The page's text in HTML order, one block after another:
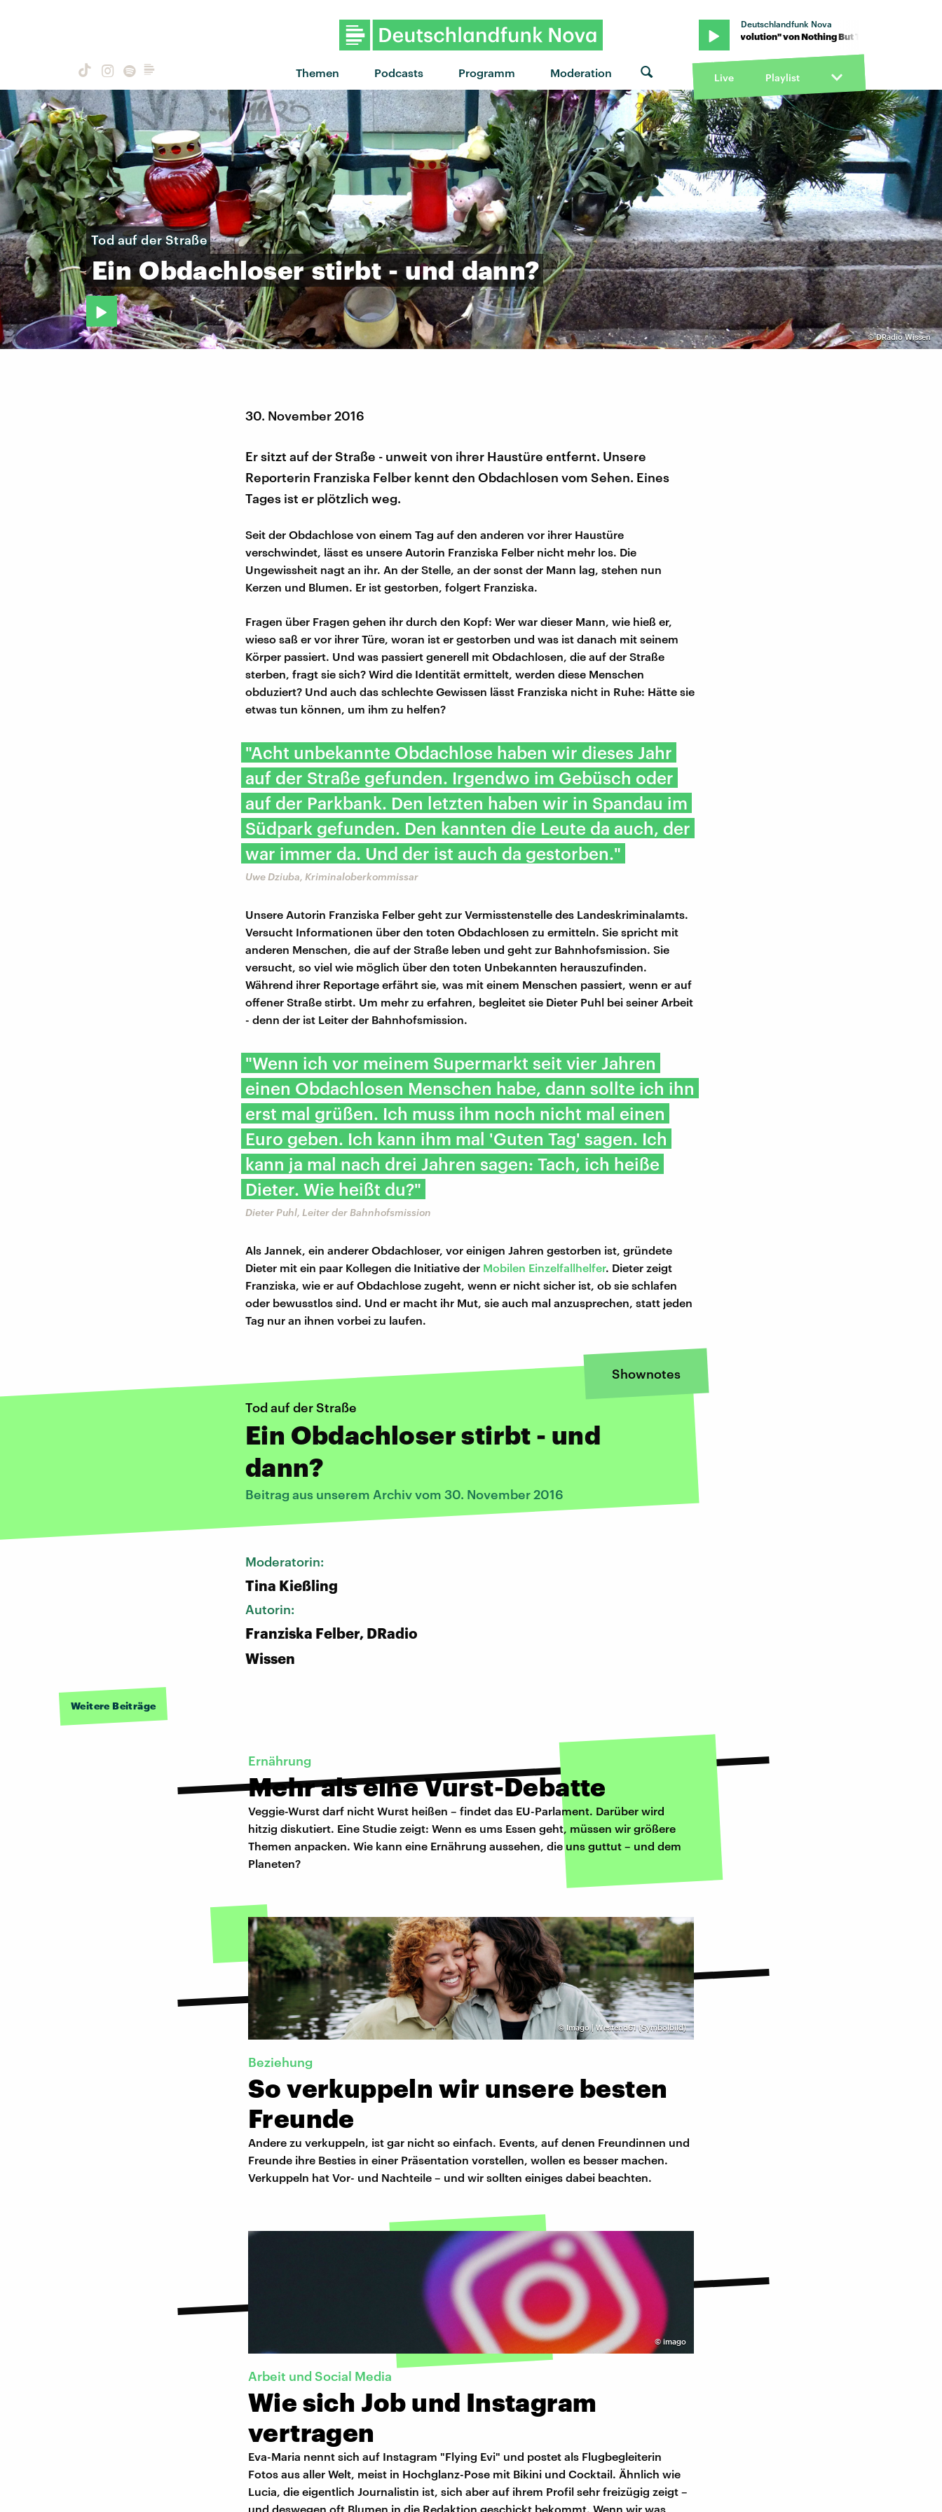
Themen Podcasts Programm Moderation
Deutschlandfunk Nova
"Evolution" von Nothing But Thieves · "Evolution" von Nothing But Thieves · "Evolution" von
Live Playlist
©DRadio Wissen
Tod auf der Straße
Ein Obdachloser stirbt - und dann?
30. November 2016
Er sitzt auf der Straße - unweit von ihrer Haustüre entfernt. Unsere
Reporterin Franziska Felber kennt den Obdachlosen vom Sehen. Eines
Tages ist er plötzlich weg.
Seit der Obdachlose von einem Tag auf den anderen vor ihrer Haustüre
verschwindet, lässt es unsere Autorin Franziska Felber nicht mehr los. Die
Ungewissheit nagt an ihr. An der Stelle, an der sonst der Mann lag, stehen nun
Kerzen und Blumen. Er ist gestorben, folgert Franziska.
Fragen über Fragen gehen ihr durch den Kopf: Wer war dieser Mann, wie hieß er,
wieso saß er vor ihrer Türe, woran ist er gestorben und was ist danach mit seinem
Körper passiert. Und was passiert generell mit Obdachlosen, die auf der Straße
sterben, fragt sie sich? Wird die Identität ermittelt, werden diese Menschen
obduziert? Und auch das schlechte Gewissen lässt Franziska nicht in Ruhe: Hätte sie
etwas tun können, um ihm zu helfen?
"Acht unbekannte Obdachlose haben wir dieses Jahr
auf der Straße gefunden. Irgendwo im Gebüsch oder
auf der Parkbank. Den letzten haben wir in Spandau im
Südpark gefunden. Den kannten die Leute da auch, der
war immer da. Und der ist auch da gestorben."
Uwe Dziuba, Kriminaloberkommissar
Unsere Autorin Franziska Felber geht zur Vermisstenstelle des Landeskriminalamts.
Versucht Informationen über den toten Obdachlosen zu ermitteln. Sie spricht mit
anderen Menschen, die auf der Straße leben und geht zur Bahnhofsmission. Sie
versucht, so viel wie möglich über den toten Unbekannten herauszufinden.
Während ihrer Reportage erfährt sie, was mit einem Menschen passiert, wenn er auf
offener Straße stirbt. Um mehr zu erfahren, begleitet sie Dieter Puhl bei seiner Arbeit
- denn der ist Leiter der Bahnhofsmission.
"Wenn ich vor meinem Supermarkt seit vier Jahren
einen Obdachlosen Menschen habe, dann sollte ich ihn
erst mal grüßen. Ich muss ihm noch nicht mal einen
Euro geben. Ich kann ihm mal 'Guten Tag' sagen. Ich
kann ja mal nach drei Jahren sagen: Tach, ich heiße
Dieter. Wie heißt du?"
Dieter Puhl, Leiter der Bahnhofsmission
Als Jannek, ein anderer Obdachloser, vor einigen Jahren gestorben ist, gründete
Dieter mit ein paar Kollegen die Initiative der Mobilen Einzelfallhelfer. Dieter zeigt
Franziska, wie er auf Obdachlose zugeht, wenn er nicht sicher ist, ob sie schlafen
oder bewusstlos sind. Und er macht ihr Mut, sie auch mal anzusprechen, statt jeden
Tag nur an ihnen vorbei zu laufen.
Shownotes
Tod auf der Straße
Ein Obdachloser stirbt - und
dann?
Beitrag aus unserem Archiv vom 30. November 2016
Moderatorin:
Tina Kießling
Autorin:
Franziska Felber, DRadio
Wissen
Weitere Beiträge
Ernährung
Mehr als eine Vurst-Debatte
Veggie-Wurst darf nicht Wurst heißen – findet das EU-Parlament. Darüber wird
hitzig diskutiert. Eine Studie zeigt: Wenn es ums Essen geht, müssen wir größere
Themen anpacken. Wie kann eine Ernährung aussehen, die uns guttut – und dem
Planeten?
© Imago | Westend61 (Symbolbild)
Beziehung
So verkuppeln wir unsere besten
Freunde
Andere zu verkuppeln, ist gar nicht so einfach. Events, auf denen Freundinnen und
Freunde ihre Besties in einer Präsentation vorstellen, wollen es besser machen.
Verkuppeln hat Vor- und Nachteile – und wir sollten einiges dabei beachten.
©imago
Arbeit und Social Media
Wie sich Job und Instagram
vertragen
Eva-Maria nennt sich auf Instagram "Flying Evi" und postet als Flugbegleiterin
Fotos aus aller Welt, meist in Hochglanz-Pose mit Bikini und Cocktail. Ähnlich wie
Lucia, die eigentlich Journalistin ist, sich aber auf ihrem Profil sehr freizügig zeigt –
und deswegen oft Blumen in die Redaktion geschickt bekommt. Wenn wir was